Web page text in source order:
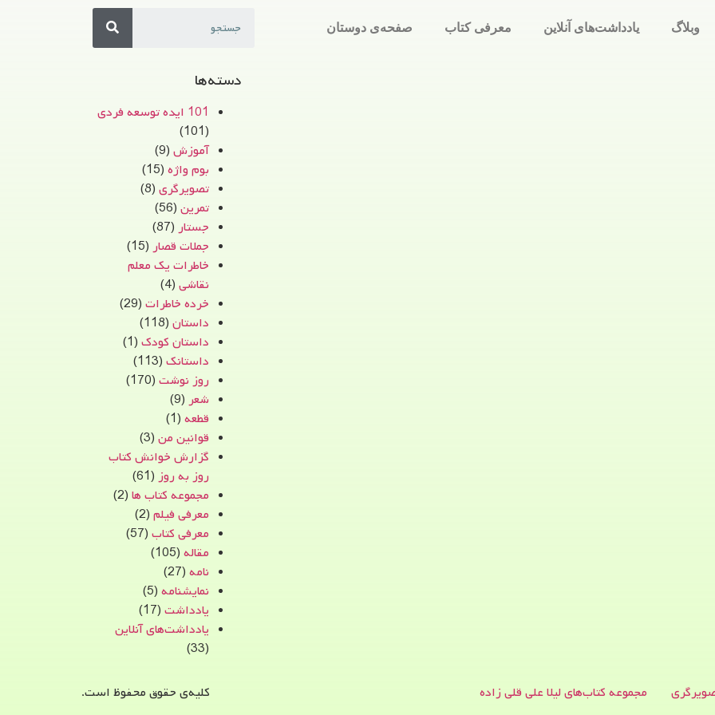
وبلاگ یادداشت‌های آنلاین معرفی کتاب صفحه‌ی دوستان
دسته‌ها
101 ایده توسعه فردی
(101)
آموزش(9)
بوم واژه(15)
تصویرگری(8)
تمرین(56)
جستار(87)
جملات قصار(15)
خاطرات یک معلم
نقاشی(4)
خرده خاطرات(29)
داستان(118)
داستان کودک(1)
داستانک(113)
روز نوشت(170)
شعر(9)
قطعه(1)
قوانین من(3)
گزارش خوانش کتاب
روز به روز(61)
مجموعه کتاب ها(2)
معرفی فیلم(2)
معرفی کتاب(57)
مقاله(105)
نامه(27)
نمایشنامه(5)
یادداشت(17)
یادداشت‌های آنلاین
(33)
مجموعه کتاب‌های لیلا علی قلی زاده کلیه‌ی حقوق محفوظ است.